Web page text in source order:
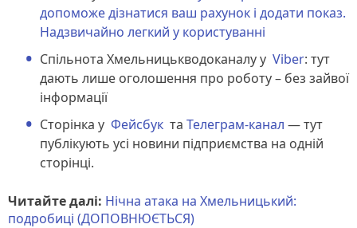
допоможе дізнатися ваш рахунок і додати показ.
Надзвичайно легкий у користуванні
Спільнота Хмельницькводоканалу у Viber: тут
дають лише оголошення про роботу – без зайвої
інформації
Сторінка у Фейсбук та Телеграм-канал — тут
публікують усі новини підприємства на одній
сторінці.
Читайте далі: Нічна атака на Хмельницький:
подробиці (ДОПОВНЮЄТЬСЯ)